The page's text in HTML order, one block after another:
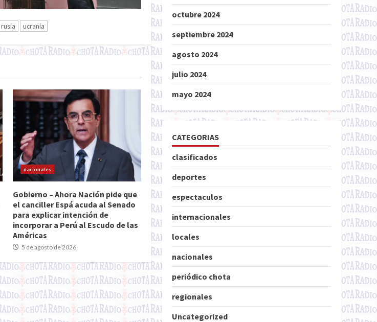
rusia ucrania
nacionales
Gobierno – Ahora Nación pide que
el canciller Espá acuda al Senado
para explicar intención de
incorporar a Perú al Escudo de las
Américas
5 de agosto de 2026
octubre 2024
septiembre 2024
agosto 2024
julio 2024
mayo 2024
CATEGORIAS
clasificados
deportes
espectaculos
internacionales
locales
nacionales
periódico chota
regionales
Uncategorized